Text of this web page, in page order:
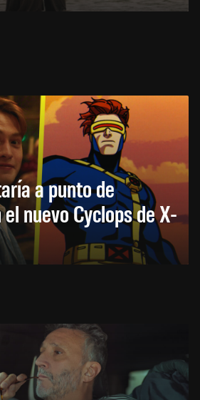
a punto de
nuevo Cyclops de X-